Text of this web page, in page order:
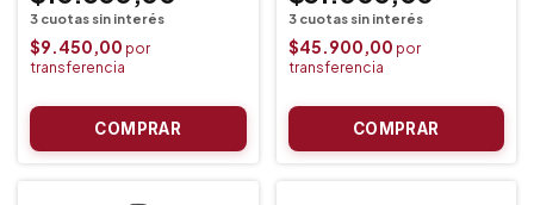
$9.450,00 $45.900,00